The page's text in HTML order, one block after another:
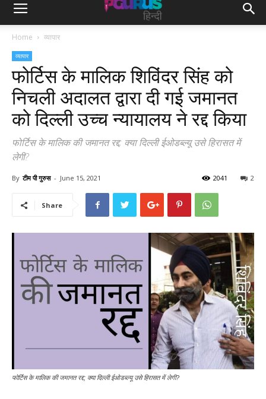
Home व्यापार
व्यापार
फोर्टिस के मालिक शिविंदर सिंह को
निचली अदालत द्वारा दी गई जमानत
को दिल्ली उच्च न्यायालय ने रद्द किया
फोर्टिस के मालिक की जमानत रद्द; क्या दिल्ली ईओडब्ल्यू उसे हिरासत में
लेगी?
By टीम पी गुरुस - June 15, 2021 2
2041
Share
फोर्टिस के मालिक की जमानत रद्द; क्या दिल्ली ईओडब्ल्यू उसे हिरासत में लेगी?